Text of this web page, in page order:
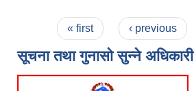
Pages« first ‹ previous
सूचना तथा गुनासो सुन्ने अधिकारी